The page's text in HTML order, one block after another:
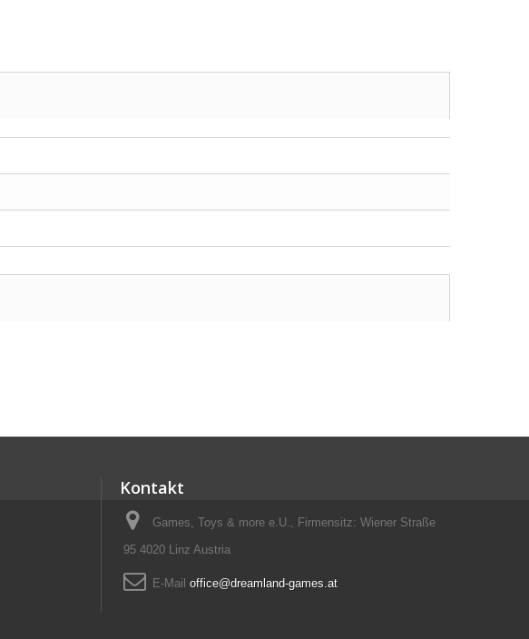
Kontakt
Games, Toys & more e.U., Firmensitz: Wiener Straße
95 4020 Linz Austria
E-Mail office@dreamland-games.at